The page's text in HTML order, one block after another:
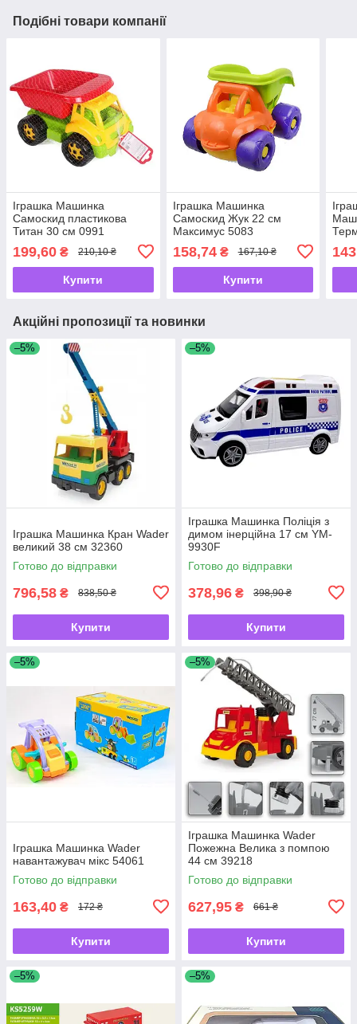
Подібні товари компанії
Іграшка Машинка
Самоскид пластикова
Титан 30 см 0991
199,60 ₴ 210,10 ₴
Купити
Іграшка Машинка
Самоскид Жук 22 см
Максимус 5083
158,74₴ 167,10 ₴
Купити
Акційні пропозиції та новинки
–5%
Іграшка Машинка Кран Wader
великий 38 см 32360
Готово до відправки
796,58 ₴ 838,50 ₴
Купити
–5%
Іграшка Машинка Поліція з
димом інерційна 17 см YM-
9930F
Готово до відправки
378,96 ₴ 398,90 ₴
Купити
–5%
Іграшка Машинка Wader
навантажувач мікс 54061
Готово до відправки
163,40 ₴ 172 ₴
Купити
–5%
Іграшка Машинка Wader
Пожежна Велика з помпою
44 см 39218
Готово до відправки
627,95 ₴ 661 ₴
Купити
–5% –5%